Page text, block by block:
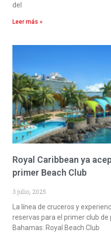
del
Leer más »
Royal Caribbean ya
primer Beach Club
3 julio, 2025
La línea de cruceros y
reservas para el primer club de
Bahamas: Royal Beach Club